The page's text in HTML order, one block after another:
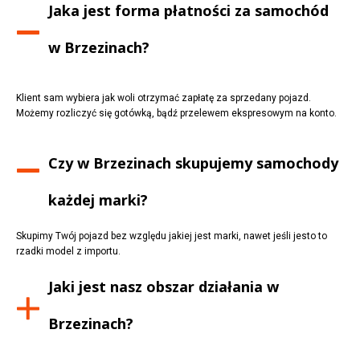
Jaka jest forma płatności za samochód
w Brzezinach?
Klient sam wybiera jak woli otrzymać zapłatę za sprzedany pojazd.
Możemy rozliczyć się gotówką, bądź przelewem ekspresowym na konto.
Czy w Brzezinach skupujemy samochody
każdej marki?
Skupimy Twój pojazd bez względu jakiej jest marki, nawet jeśli jesto to
rzadki model z importu.
Jaki jest nasz obszar działania w
Brzezinach?